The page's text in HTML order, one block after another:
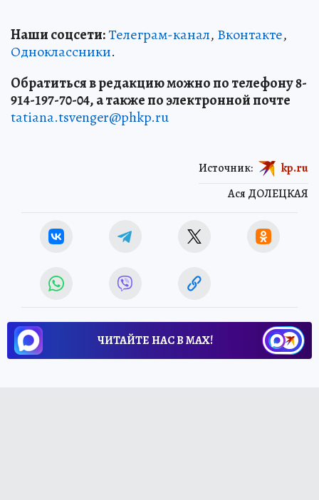
Наши соцсети:Телеграм-канал, Вконтакте,
Одноклассники.
Обратиться в редакцию можно по телефону 8-
914-197-70-04, а также по электронной почте
tatiana.tsvenger@phkp.ru
Ася ДОЛЕЦКАЯ
Источник: kp.ru
ЧИТАЙТЕ НАС В МАХ!